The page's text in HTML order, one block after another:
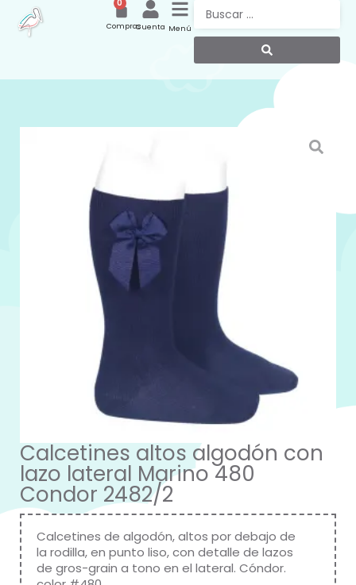
Menú
Cuenta
0
Compras
Calcetines altos algodón con
lazo lateral Marino 480
Condor 2482/2
Calcetines de algodón, altos por debajo de
la rodilla, en punto liso, con detalle de lazos
de gros-grain a tono en el lateral. Cóndor.